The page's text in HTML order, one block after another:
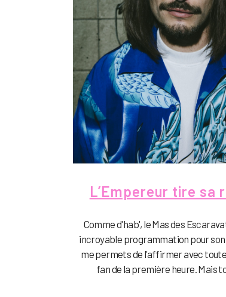
L’Empereur tire sa
Comme d'hab', le Mas des
incroyable programmation pour son
me permets de l’affirmer avec toute
fan de la première heure. Mais